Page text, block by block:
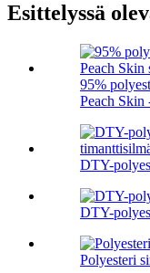
Esittelyssä
95%
Peach Skin
DTY-
DTY-
Polyesteri